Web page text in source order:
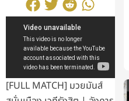
[FULL MATCH] มวยมันส์